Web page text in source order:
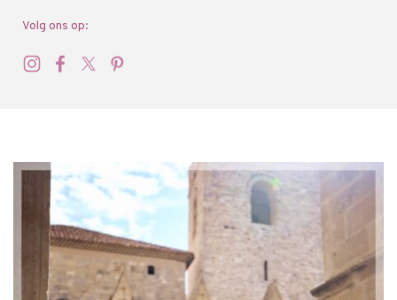
Volg ons op: